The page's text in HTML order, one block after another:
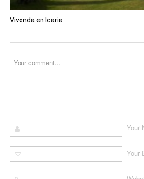
Vivenda en Icaria
Your
Your